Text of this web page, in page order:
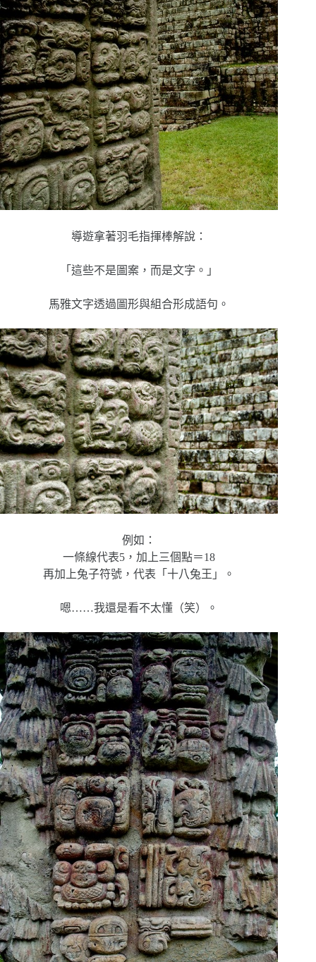
導遊拿著羽毛指揮棒解說：
「這些不是圖案，而是文字。」
馬雅文字透過圖形與組合形成語句。
例如：
一條線代表5，加上三個點＝18
再加上兔子符號，代表「十八兔王」。
嗯……我還是看不太懂（笑）。